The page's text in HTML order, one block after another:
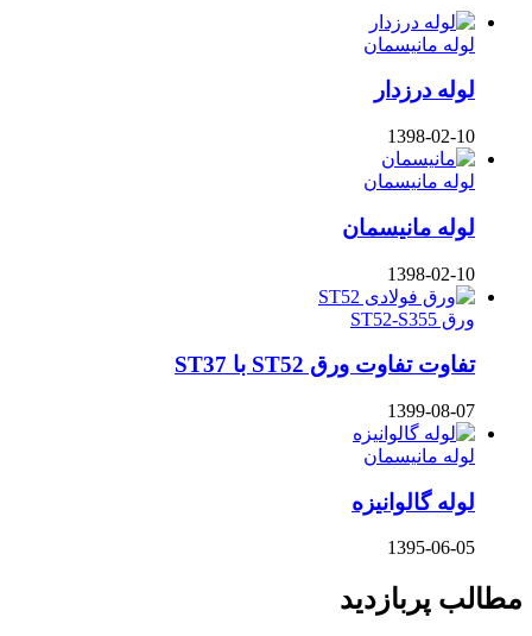
لوله مانیسمان
لوله درزدار
1398-02-10
لوله مانیسمان
لوله مانیسمان
1398-02-10
ورق ST52-S355
تفاوت تفاوت ورق ST52 با ST37
1399-08-07
لوله مانیسمان
لوله گالوانیزه
1395-06-05
مطالب پربازدید